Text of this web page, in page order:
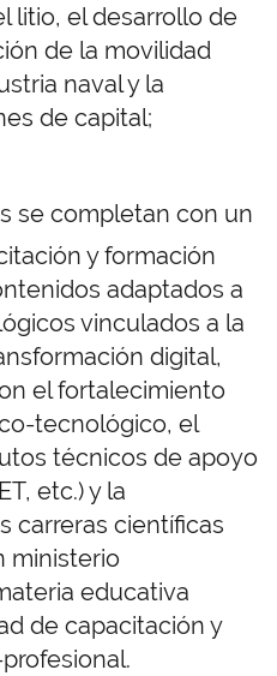
litio, el desarrollo de
de la movilidad
naval y la
de capital;
se completan con un
y formación
adaptados a
vinculados a la
digital,
el fortalecimiento
tecnológico, el
técnicos de apoyo
etc.) y la
carreras científicas
ministerio
educativa
de capacitación y